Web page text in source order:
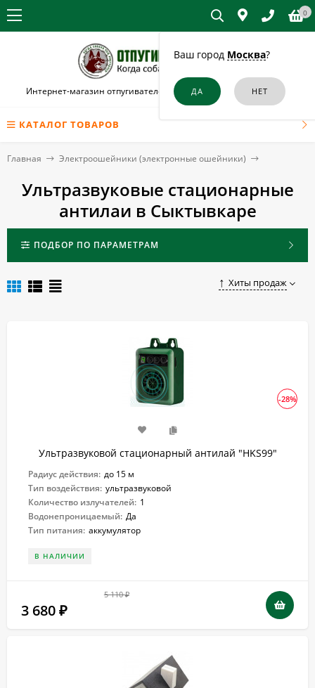
Ваш город Москва?
0
Интернет-магазин отпугивателей собак и кошек в Сыктывкаре
КАТАЛОГ ТОВАРОВ
Главная Электроошейники (электронные ошейники)
Ультразвуковые стационарные
антилаи в Сыктывкаре
ПОДБОР ПО ПАРАМЕТРАМ
Хиты продаж
-28%
Ультразвуковой стационарный антилай "HKS99"
Радиус действия: до 15 м
Тип воздействия: ультразвуковой
Количество излучателей: 1
Водонепроницаемый: Да
Тип питания: аккумулятор
В НАЛИЧИИ
5 110₽
3 680 ₽